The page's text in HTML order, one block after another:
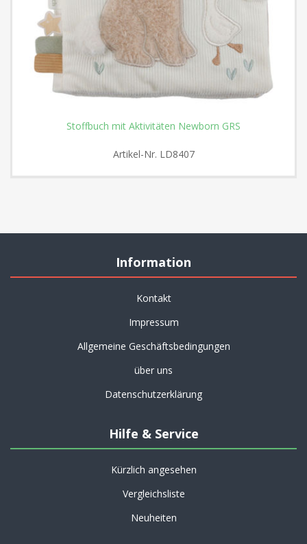
Stoffbuch mit Aktivitäten Newborn GRS
Artikel-Nr. LD8407
Information
Kontakt
Impressum
Allgemeine Geschäftsbedingungen
über uns
Datenschutzerklärung
Hilfe & Service
Kürzlich angesehen
Vergleichsliste
Neuheiten